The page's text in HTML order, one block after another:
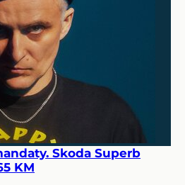
Skoda Superb
KM